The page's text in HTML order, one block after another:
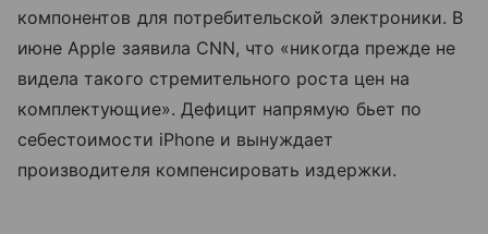
компонентов для потребительской электроники. В
июне Apple заявила CNN, что «никогда прежде не
видела такого стремительного роста цен на
комплектующие». Дефицит напрямую бьет по
себестоимости iPhone и вынуждает
производителя компенсировать издержки.